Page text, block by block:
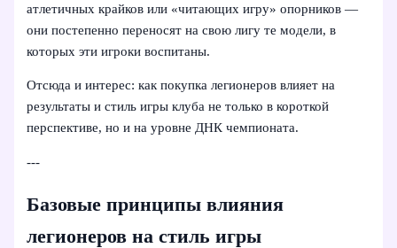
атлетичных крайков или «читающих игру» опорников —
они постепенно переносят на свою лигу те модели, в
которых эти игроки воспитаны.
Отсюда и интерес: как покупка легионеров влияет на
результаты и стиль игры клуба не только в короткой
перспективе, но и на уровне ДНК чемпионата.
---
Базовые принципы влияния
легионеров на стиль игры